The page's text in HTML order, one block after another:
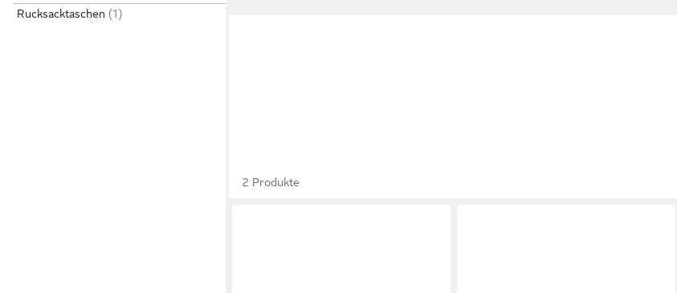
Rucksacktaschen
2 Produkte